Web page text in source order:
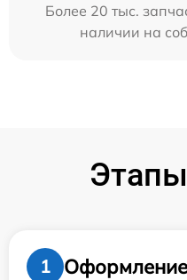
Более 20 тыс.
наличии на
1